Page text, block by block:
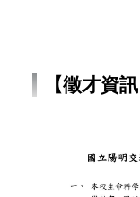
【徵才資訊